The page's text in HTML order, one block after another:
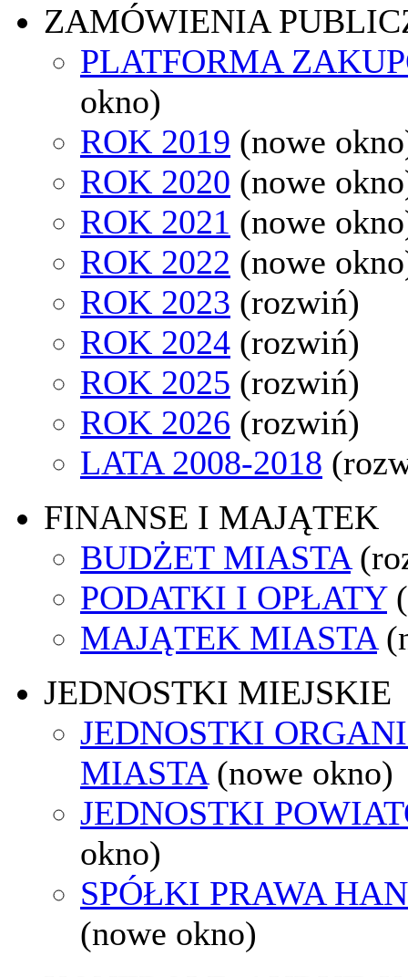
ZAMÓWIENIA
PLATFORMA
okno)
ROK 2019 (nowe
ROK 2020 (nowe
ROK 2021 (nowe
ROK 2022 (nowe
ROK 2023 (rozwiń)
ROK 2024 (rozwiń)
ROK 2025 (rozwiń)
ROK 2026 (rozwiń)
LATA 2008-2018
FINANSE I MAJĄTEK
BUDŻET MIASTA
PODATKI I OPŁATY
MAJĄTEK MIASTA
JEDNOSTKI MIEJSKIE
JEDNOSTKI
MIASTA (nowe okno)
JEDNOSTKI
okno)
SPÓŁKI PRAWA
(nowe okno)